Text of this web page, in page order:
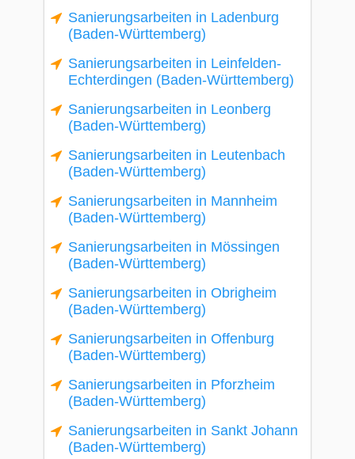
Sanierungsarbeiten in Ladenburg
(Baden-Württemberg)
Sanierungsarbeiten in Leinfelden-
Echterdingen (Baden-Württemberg)
Sanierungsarbeiten in Leonberg
(Baden-Württemberg)
Sanierungsarbeiten in Leutenbach
(Baden-Württemberg)
Sanierungsarbeiten in Mannheim
(Baden-Württemberg)
Sanierungsarbeiten in Mössingen
(Baden-Württemberg)
Sanierungsarbeiten in Obrigheim
(Baden-Württemberg)
Sanierungsarbeiten in Offenburg
(Baden-Württemberg)
Sanierungsarbeiten in Pforzheim
(Baden-Württemberg)
Sanierungsarbeiten in Sankt Johann
(Baden-Württemberg)